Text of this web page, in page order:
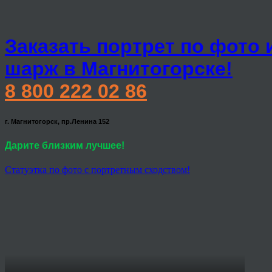
Заказать портрет по фото
шарж в Магнитогорске!
8 800 222 02 86
г. Магнитогорск, пр.Ленина 152
Дарите близким лучшее!
Статуэтка по фото с портретным сходством!